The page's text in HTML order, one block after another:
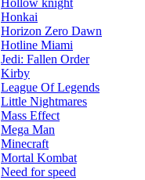
Hollow knight
Honkai
Horizon Zero Dawn
Hotline Miami
Jedi: Fallen Order
Kirby
League Of Legends
Little Nightmares
Mass Effect
Mega Man
Minecraft
Mortal Kombat
Need for speed